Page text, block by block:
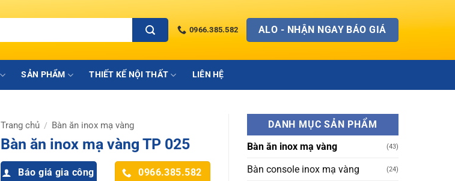
0966.385.582 ALO - NHẬN NGAY BÁO GIÁ
SẢN PHẨM THIẾT KẾ NỘI THẤT LIÊN HỆ
Trang chủ / Bàn ăn inox mạ vàng
Bàn ăn inox mạ vàng TP 025
Báo giá gia công 0966.385.582
DANH MỤC SẢN PHẨM
Bàn ăn inox mạ vàng
(43)
Bàn console inox mạ vàng (24)